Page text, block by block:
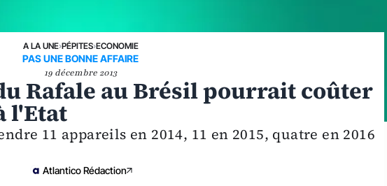
A LA UNE›PÉPITES›ECONOMIE
PAS UNE BONNE AFFAIRE
19 décembre 2013
Rafale au Brésil pourrait coûter
l'Etat
11 appareils en 2014, 11 en 2015, quatre en 2016
Atlantico Rédaction